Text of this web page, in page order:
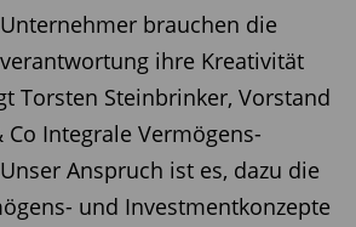
brauchen die
ihre Kreativität
Torsten Steinbrinker, Vorstand
Co Integrale Vermögens­
Anspruch ist es, dazu die
und Investment­konzepte